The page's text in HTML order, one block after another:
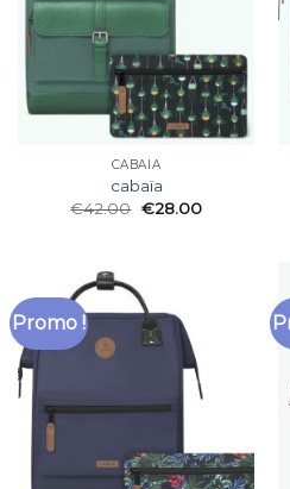
CABAÏA
cabaïa
€42.00 €28.00
Promo !